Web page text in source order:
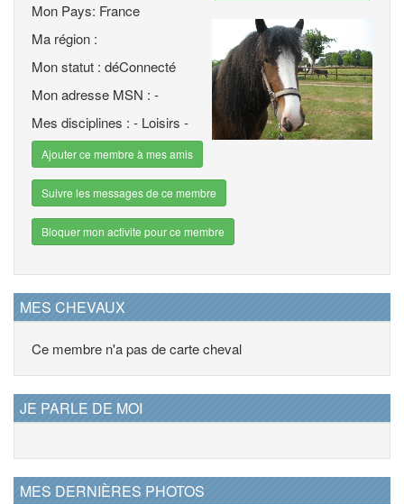
Mon Pays: France
Ma région :
Mon statut : déConnecté
Mon adresse MSN : -
Mes disciplines : - Loisirs -
Ajouter ce membre à mes amis
Suivre les messages de ce membre
Bloquer mon activite pour ce membre
MES CHEVAUX
Ce membre n'a pas de carte cheval
JE PARLE DE MOI
MES DERNIÈRES PHOTOS